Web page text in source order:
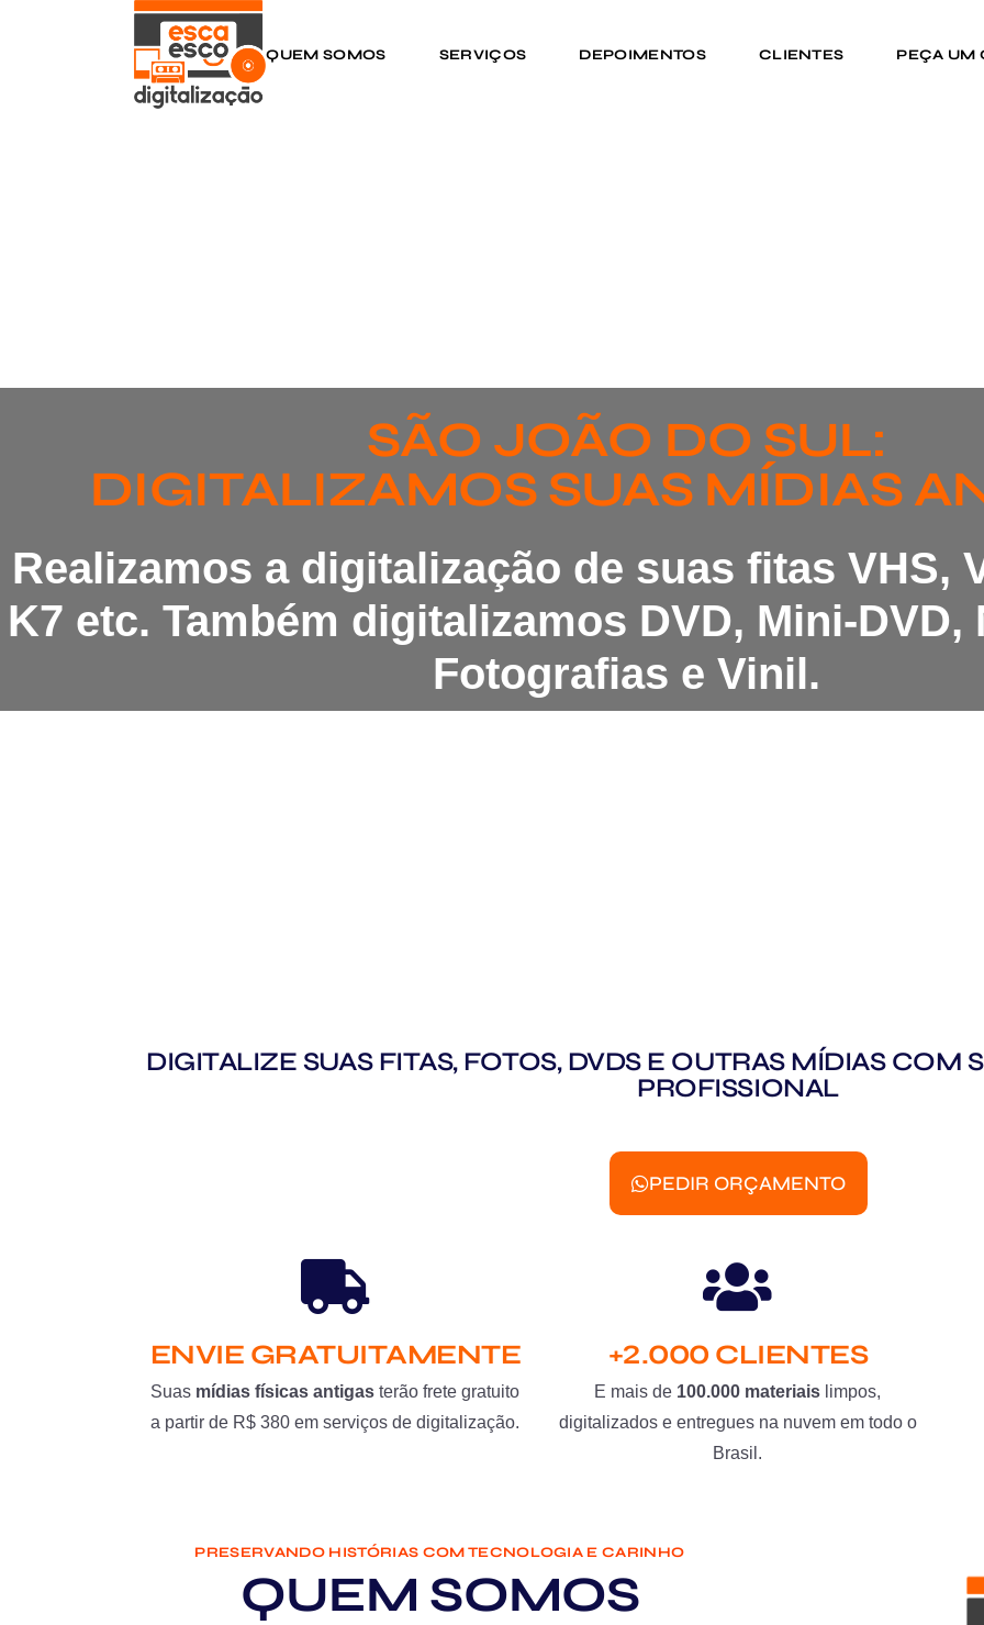
QUEM SOMOS SERVIÇOS DEPOIMENTOS CLIENTES PEÇA UM
SÃO JOÃO DO SUL:
DIGITALIZAMOS SUAS MÍDIAS
Realizamos a digitalização de suas fitas VHS,
K7 etc. Também digitalizamos DVD, Mini-DVD,
Fotografias e Vinil.
DIGITALIZE SUAS FITAS, FOTOS, DVDS E OUTRAS MÍDIAS COM
PROFISSIONAL
PEDIR ORÇAMENTO
ENVIE GRATUITAMENTE
Suas mídias físicas antigas terão frete gratuito
a partir de R$ 380 em serviços de digitalização.
+2.000 CLIENTES
E mais de 100.000 materiais limpos,
digitalizados e entregues na nuvem em todo o
Brasil.
PRESERVANDO HISTÓRIAS COM TECNOLOGIA E CARINHO
QUEM SOMOS